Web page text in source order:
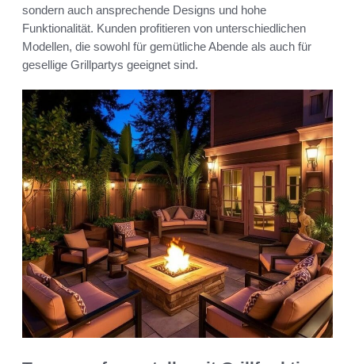
sondern auch ansprechende Designs und hohe
Funktionalität. Kunden profitieren von unterschiedlichen
Modellen, die sowohl für gemütliche Abende als auch für
gesellige Grillpartys geeignet sind.